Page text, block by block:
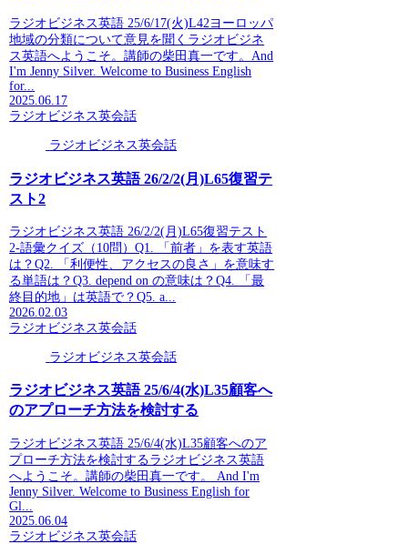
ラジオビジネス英語 25/6/17(火)L42ヨーロッパ
地域の分類について意見を聞くラジオビジネ
ス英語へようこそ。講師の柴田真一です。And
I'm Jenny Silver. Welcome to Business English
for...
2025.06.17
ラジオビジネス英会話
ラジオビジネス英会話
ラジオビジネス英語 26/2/2(月)L65復習テ
スト2
ラジオビジネス英語 26/2/2(月)L65復習テスト
2-語彙クイズ（10問）Q1. 「前者」を表す英語
は？Q2. 「利便性、アクセスの良さ」を意味す
る単語は？Q3. depend on の意味は？Q4. 「最
終目的地」は英語で？Q5. a...
2026.02.03
ラジオビジネス英会話
ラジオビジネス英会話
ラジオビジネス英語 25/6/4(水)L35顧客へ
のアプローチ方法を検討する
ラジオビジネス英語 25/6/4(水)L35顧客へのア
プローチ方法を検討するラジオビジネス英語
へようこそ。講師の柴田真一です。 And I'm
Jenny Silver. Welcome to Business English for
Gl...
2025.06.04
ラジオビジネス英会話